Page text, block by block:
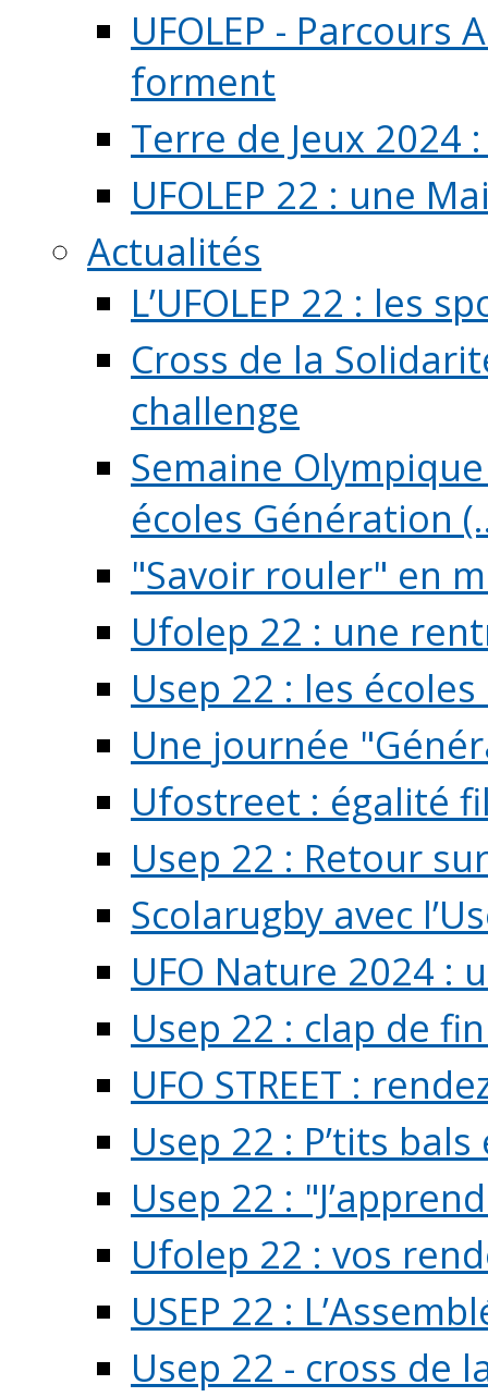
UFOLEP -
forment
Terre de Jeux 2024
UFOLEP 22 : une
Actualités
L’UFOLEP 22 : les
Cross de la
challenge
Semaine
écoles Génération
"Savoir rouler" en
Ufolep 22 : une
Usep 22 : les
Une journée
Ufostreet : égalité
Usep 22 : Retour
Scolarugby avec
UFO Nature 2024 :
Usep 22 : clap de
UFO STREET :
Usep 22 : P’tits
Usep 22 :
Ufolep 22 : vos
USEP 22 :
Usep 22 - cross de